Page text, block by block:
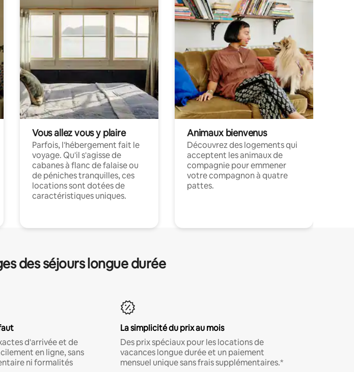
Vous allez vous y plaire
Parfois, l'hébergement fait le
voyage. Qu'il s'agisse de
cabanes à flanc de falaise ou
de péniches tranquilles, ces
locations sont dotées de
caractéristiques uniques.
Animaux bienvenus
Découvrez des logements qui
acceptent les animaux de
compagnie pour emmener
votre compagnon à quatre
pattes.
des séjours longue durée
d'arrivée et de
en ligne, sans
ni formalités
La simplicité du prix au mois
Des prix spéciaux pour les locations de
vacances longue durée et un paiement
mensuel unique sans frais supplémentaires.*